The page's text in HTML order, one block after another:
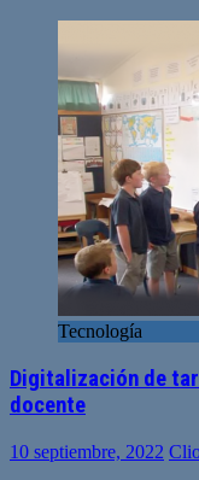
Tecnología
Digitalización de
docente
10 septiembre, 2022